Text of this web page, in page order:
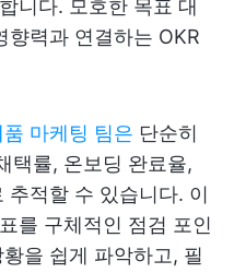
니다. 모호한 목표 대
향력과 연결하는 OKR
품 마케팅 팀은 단순히
택률, 온보딩 완료율,
추적할 수 있습니다. 이
를 구체적인 점검 포인
을 쉽게 파악하고, 필